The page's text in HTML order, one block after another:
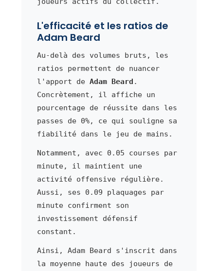
L'efficacité et les ratios de
Adam Beard
Au-delà des volumes bruts, les
ratios permettent de nuancer
l'apport de Adam Beard .
Concrètement, il affiche un
pourcentage de réussite dans les
passes de 0%, ce qui souligne sa
fiabilité dans le jeu de mains.
Notamment, avec 0.05 courses par
minute, il maintient une
activité offensive régulière.
Aussi, ses 0.09 plaquages par
minute confirment son
investissement défensif
constant.
Ainsi, Adam Beard s'inscrit dans
la moyenne haute des joueurs de